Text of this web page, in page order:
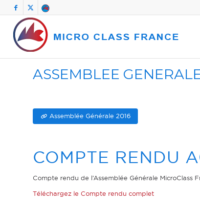
ASSEMBLEE
Assemblée Générale 2016
COMPTE RENDU
Compte rendu de l’Assemblée Générale MicroClass
Téléchargez le Compte rendu complet